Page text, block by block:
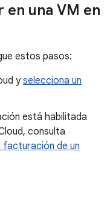
una VM en
estos pasos:
yselecciona un
está habilitada
consulta
facturación de un